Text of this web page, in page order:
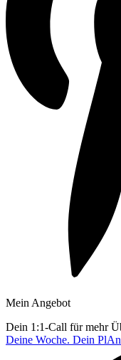
Mein Angebot
Dein 1:1-Call für mehr
Deine Woche. Dein